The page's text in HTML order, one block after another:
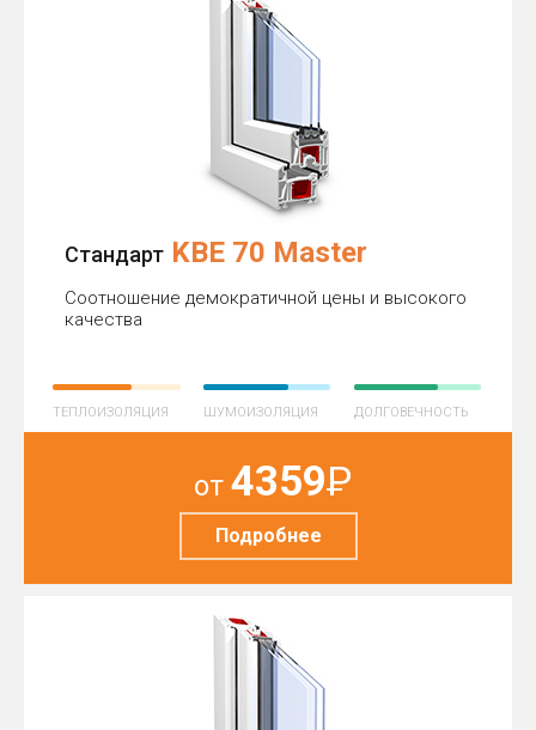
Стандарт KBE 70 Master
Соотношение демократичной цены и высокого
качества
ТЕПЛОИЗОЛЯЦИЯ ШУМОИЗОЛЯЦИЯ ДОЛГОВЕЧНОСТЬ
от 4359Р
Подробнее